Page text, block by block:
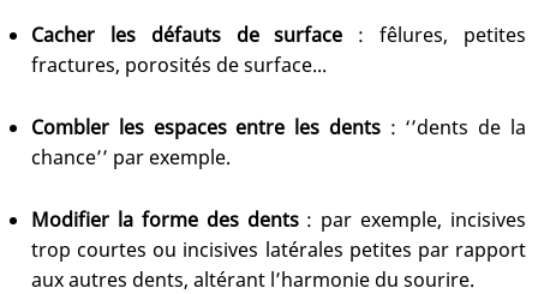
Cacher les défauts de surface : fêlures, petites
fractures, porosités de surface...
Combler les espaces entre les dents: ‘’dents de la
chance’’ par exemple.
Modifier la forme des dents: par exemple, incisives
trop courtes ou incisives latérales petites par rapport
aux autres dents, altérant l’harmonie du sourire.